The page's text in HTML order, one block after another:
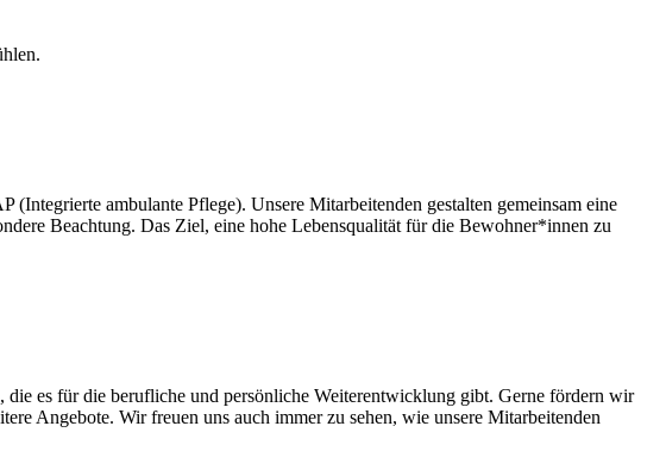
ambulante Pflege). Unsere Mitarbeitenden gestalten gemeinsam eine
Beachtung. Das Ziel, eine hohe Lebensqualität für die Bewohner*innen zu
es für die berufliche und persönliche Weiterentwicklung gibt. Gerne fördern wir
Angebote. Wir freuen uns auch immer zu sehen, wie unsere Mitarbeitenden